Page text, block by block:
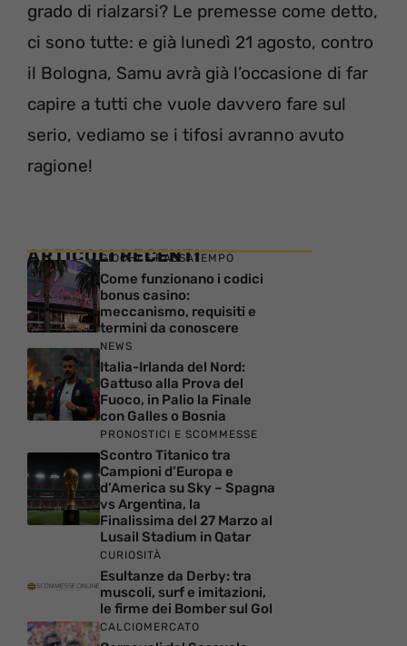
grado di rialzarsi? Le premesse come detto,
ci sono tutte: e già lunedì 21 agosto, contro
il Bologna, Samu avrà già l’occasione di far
capire a tutti che vuole davvero fare sul
serio, vediamo se i tifosi avranno avuto
ragione!
ARTICOLI RECENTI
GIOCHI E PASSATEMPO
Come funzionano i codici
bonus casino:
meccanismo, requisiti e
termini da conoscere
NEWS
Italia-Irlanda del Nord:
Gattuso alla Prova del
Fuoco, in Palio la Finale
con Galles o Bosnia
PRONOSTICI E SCOMMESSE
Scontro Titanico tra
Campioni d’Europa e
d’America su Sky – Spagna
vs Argentina, la
Finalissima del 27 Marzo al
Lusail Stadium in Qatar
CURIOSITÀ
Esultanze da Derby: tra
muscoli, surf e imitazioni,
le firme dei Bomber sul Gol
CALCIOMERCATO